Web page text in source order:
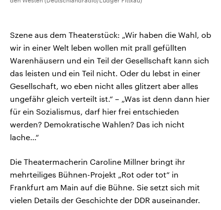
Szene aus dem Theaterstück: „Wir haben die Wahl, ob
wir in einer Welt leben wollen mit prall gefüllten
Warenhäusern und ein Teil der Gesellschaft kann sich
das leisten und ein Teil nicht. Oder du lebst in einer
Gesellschaft, wo eben nicht alles glitzert aber alles
ungefähr gleich verteilt ist.“ – „Was ist denn dann hier
für ein Sozialismus, darf hier frei entschieden
werden? Demokratische Wahlen? Das ich nicht
lache…“
Die Theatermacherin Caroline Millner bringt ihr
mehrteiliges Bühnen-Projekt „Rot oder tot“ in
Frankfurt am Main auf die Bühne. Sie setzt sich mit
vielen Details der Geschichte der DDR auseinander.